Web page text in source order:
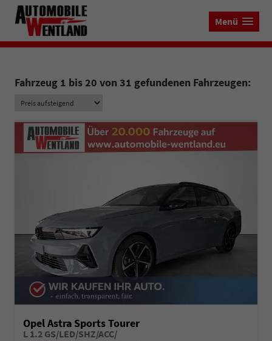
Menü
Fahrzeug 1 bis 20 von 31 gefundenen Fahrzeugen:
Opel Astra Sports Tourer
L 1.2 GS/LED/SHZ/ACC/